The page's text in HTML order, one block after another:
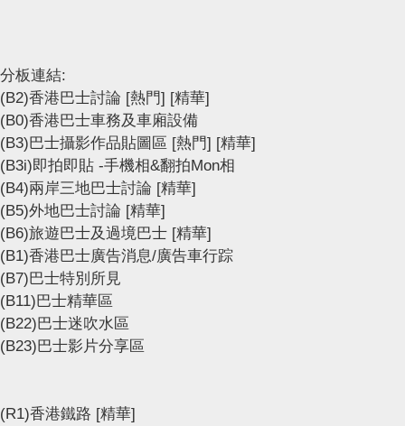
分板連結:
(B2)香港巴士討論 [熱門] [精華]
(B0)香港巴士車務及車廂設備
(B3)巴士攝影作品貼圖區 [熱門] [精華]
(B3i)即拍即貼 -手機相&翻拍Mon相
(B4)兩岸三地巴士討論 [精華]
(B5)外地巴士討論 [精華]
(B6)旅遊巴士及過境巴士 [精華]
(B1)香港巴士廣告消息/廣告車行踪
(B7)巴士特別所見
(B11)巴士精華區
(B22)巴士迷吹水區
(B23)巴士影片分享區
(R1)香港鐵路 [精華]